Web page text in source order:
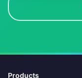
Products